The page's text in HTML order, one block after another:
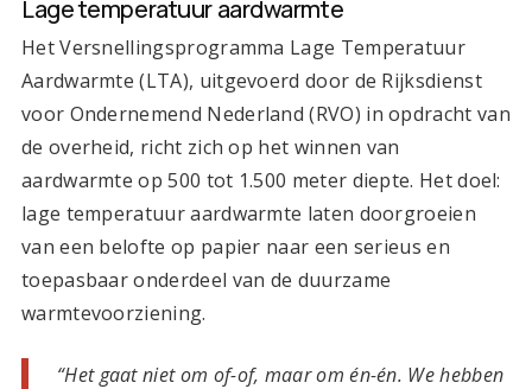
Lage temperatuur aardwarmte
Het Versnellingsprogramma Lage Temperatuur
Aardwarmte (LTA), uitgevoerd door de Rijksdienst
voor Ondernemend Nederland (RVO) in opdracht van
de overheid, richt zich op het winnen van
aardwarmte op 500 tot 1.500 meter diepte. Het doel:
lage temperatuur aardwarmte laten doorgroeien
van een belofte op papier naar een serieus en
toepasbaar onderdeel van de duurzame
warmtevoorziening.
“Het gaat niet om of-of, maar om én-én. We hebben